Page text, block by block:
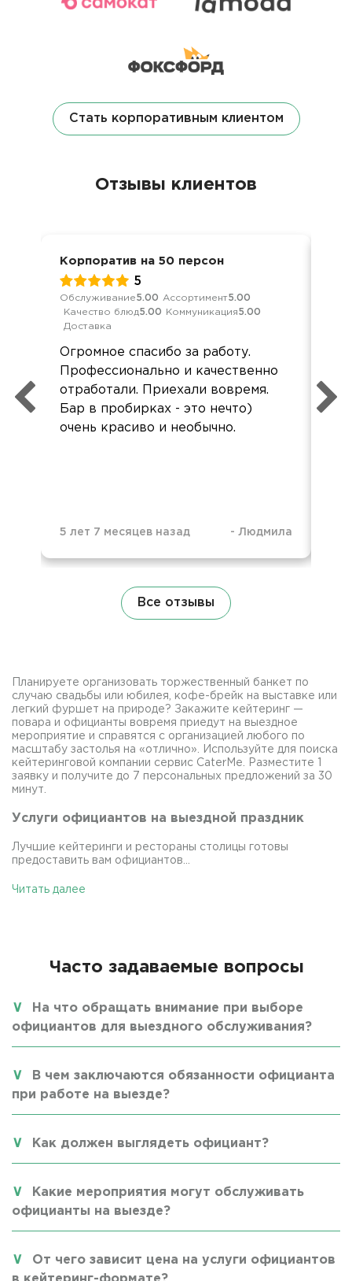
Стать корпоративным клиентом
Отзывы клиентов
Корпоратив на 50 персон
5
Обслуживание5.00 Ассортимент5.00
Качество блюд5.00 Коммуникация5.00
Доставка
Огромное спасибо за работу.
Профессионально и качественно
отработали. Приехали вовремя.
Бар в пробирках - это нечто)
очень красиво и необычно.
5 лет 7 месяцев назад - Людмила
Все отзывы
Планируете организовать торжественный банкет по
случаю свадьбы или юбилея, кофе-брейк на выставке или
легкий фуршет на природе? Закажите кейтеринг —
повара и официанты вовремя приедут на выездное
мероприятие и справятся с организацией любого по
масштабу застолья на «отлично». Используйте для поиска
кейтеринговой компании сервис CaterMe. Разместите 1
заявку и получите до 7 персональных предложений за 30
минут.
Услуги официантов на выездной праздник
Лучшие кейтеринги и рестораны столицы готовы
предоставить вам официантов...
Читать далее
Часто задаваемые вопросы
На что обращать внимание при выборе
официантов для выездного обслуживания?
В чем заключаются обязанности официанта
при работе на выезде?
Как должен выглядеть официант?
Какие мероприятия могут обслуживать
официанты на выезде?
От чего зависит цена на услуги официантов